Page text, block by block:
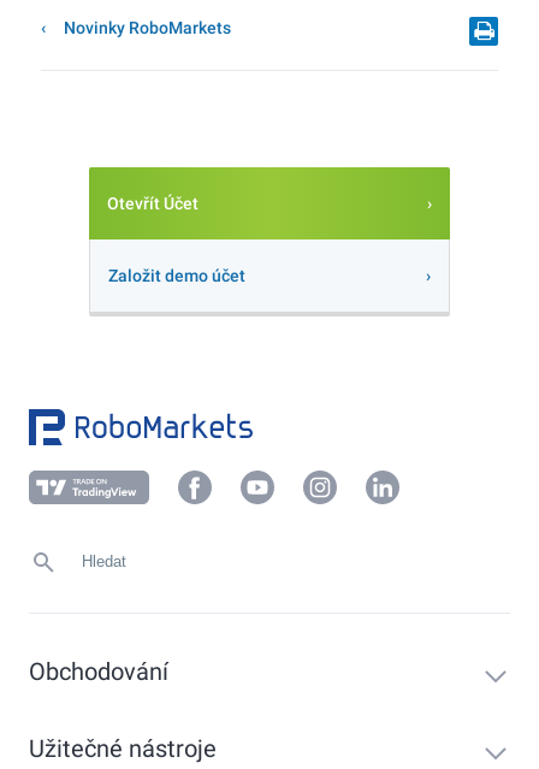
Novinky RoboMarkets
Otevřít Účet
Založit demo účet
Obchodování
Užitečné nástroje